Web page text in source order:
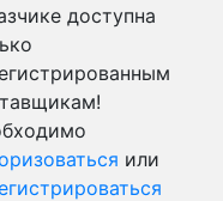
доступна
или